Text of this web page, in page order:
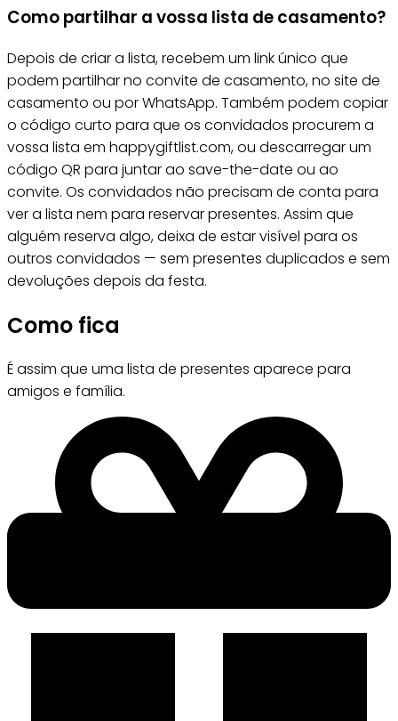
Como partilhar a vossa lista de casamento?
Depois de criar a lista, recebem um link único que
podem partilhar no convite de casamento, no site de
casamento ou por WhatsApp. Também podem copiar
o código curto para que os convidados procurem a
vossa lista em happygiftlist.com, ou descarregar um
código QR para juntar ao save-the-date ou ao
convite. Os convidados não precisam de conta para
ver a lista nem para reservar presentes. Assim que
alguém reserva algo, deixa de estar visível para os
outros convidados — sem presentes duplicados e sem
devoluções depois da festa.
Como fica
É assim que uma lista de presentes aparece para
amigos e família.